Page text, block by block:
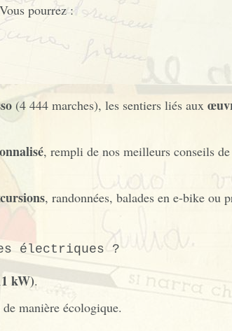
pourrez :
(4 444 marches), les sentiers liés aux
, rempli de nos meilleurs conseils
, randonnées, balades en e-bike ou
électriques ?
kW).
manière écologique.